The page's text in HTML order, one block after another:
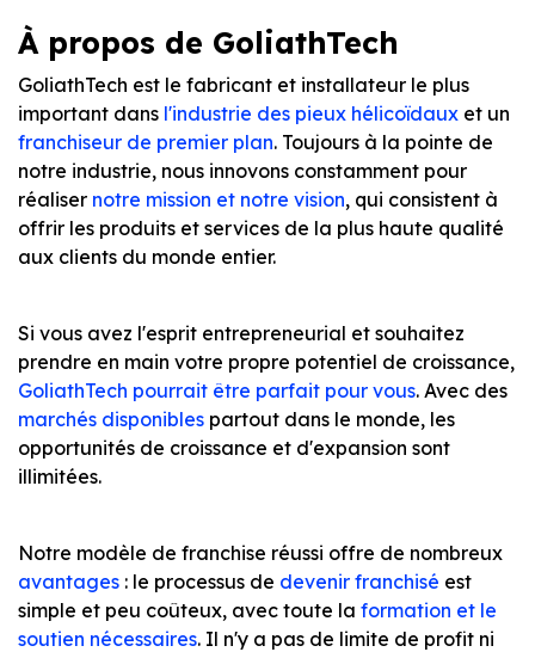
À propos de GoliathTech
GoliathTech est le fabricant et installateur le plus
important dans l'industrie des pieux hélicoïdaux et un
franchiseur de premier plan. Toujours à la pointe de
notre industrie, nous innovons constamment pour
réaliser notre mission et notre vision, qui consistent à
offrir les produits et services de la plus haute qualité
aux clients du monde entier.
Si vous avez l'esprit entrepreneurial et souhaitez
prendre en main votre propre potentiel de croissance,
GoliathTech pourrait être parfait pour vous. Avec des
marchés disponibles partout dans le monde, les
opportunités de croissance et d'expansion sont
illimitées.
Notre modèle de franchise réussi offre de nombreux
avantages : le processus de devenir franchisé est
simple et peu coûteux, avec toute la formation et le
soutien nécessaires. Il n'y a pas de limite de profit ni